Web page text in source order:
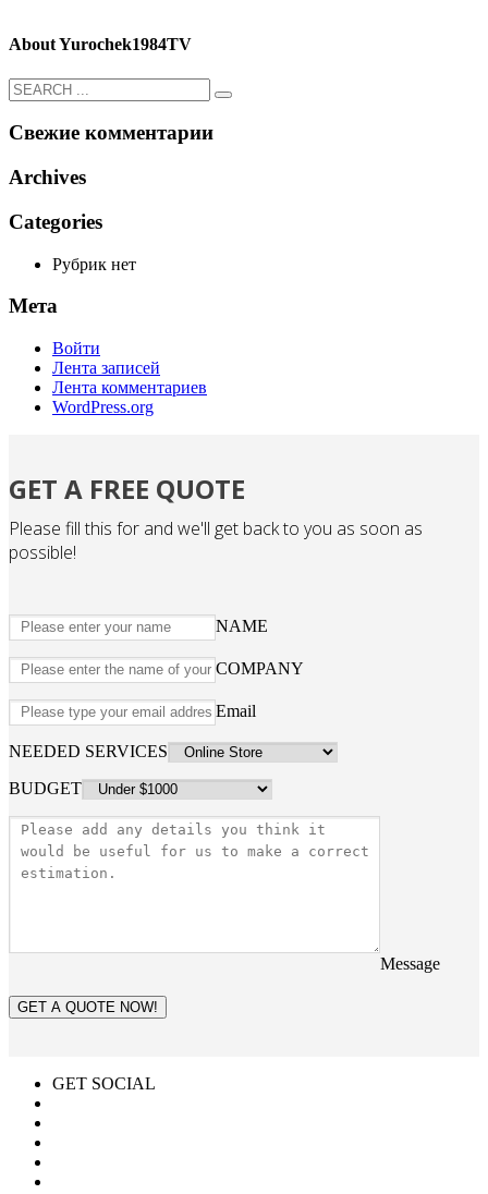
AboutYurochek1984TV
Свежие комментарии
Archives
Categories
Рубрик нет
Мета
Войти
Лента записей
Лента комментариев
WordPress.org
GET A FREE QUOTE
Please fill this for and we'll get back to you as soon as
possible!
NAME
COMPANY
Email
NEEDED SERVICES
BUDGET
Message
GET A QUOTE NOW!
GET SOCIAL